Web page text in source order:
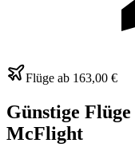
Flüge ab 163,00 €
Günstige
McFlight